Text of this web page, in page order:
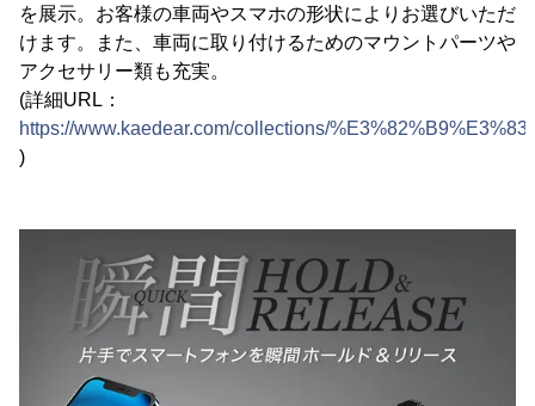
を展示。お客様の車両やスマホの形状によりお選びいただ
けます。また、車両に取り付けるためのマウントパーツや
アクセサリー類も充実。
(詳細URL：
https://www.kaedear.com/collections/
)